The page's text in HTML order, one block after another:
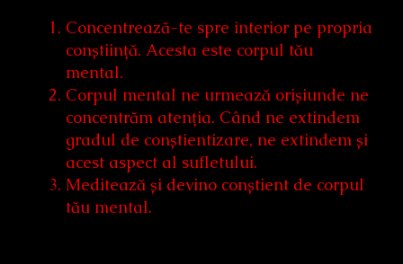
Concentrează-te spre interior pe propria
conștiință. Acesta este corpul tău
mental.
Corpul mental ne urmează orișiunde ne
concentrăm atenția. Când ne extindem
gradul de conștientizare, ne extindem și
acest aspect al sufletului.
Meditează și devino conștient de corpul
tău mental.